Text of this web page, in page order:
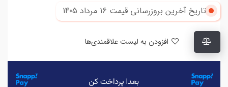
تاریخ آخرین بروزرسانی قیمت 16 مرداد 1405